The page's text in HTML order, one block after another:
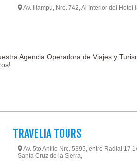
Av. Illampu, Nro. 742, Al Interior del Hotel
Agencia Operadora de Viajes y
TRAVELIA TOURS
Av. 5to Anillo Nro. 5395, entre Radial 17
Santa Cruz de la Sierra,